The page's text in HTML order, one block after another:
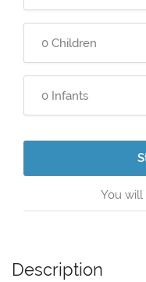
You
Description